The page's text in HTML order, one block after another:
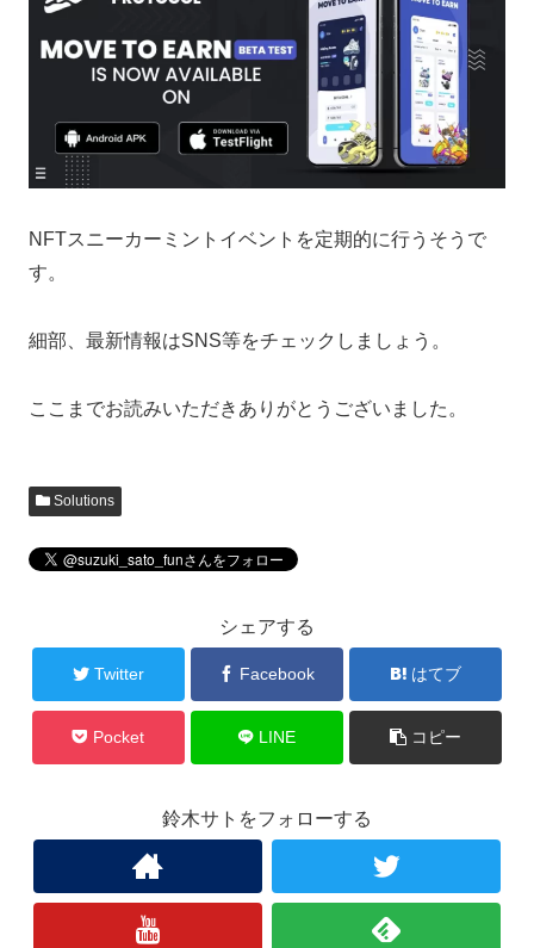
NFTスニーカーミントイベントを定期的に行うそうで
す。
細部、最新情報はSNS等をチェックしましょう。
ここまでお読みいただきありがとうございました。
Solutions
シェアする
Twitter Facebook はてブ
Pocket LINE コピー
鈴木サトをフォローする